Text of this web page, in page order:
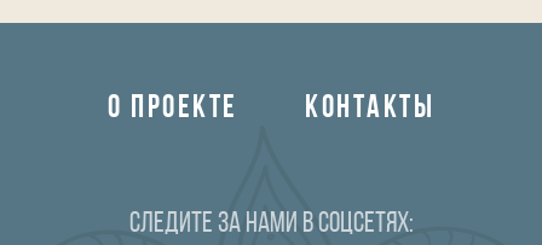
О ПРОЕКТЕ КОНТАКТЫ
Следите за нами в соцсетях: